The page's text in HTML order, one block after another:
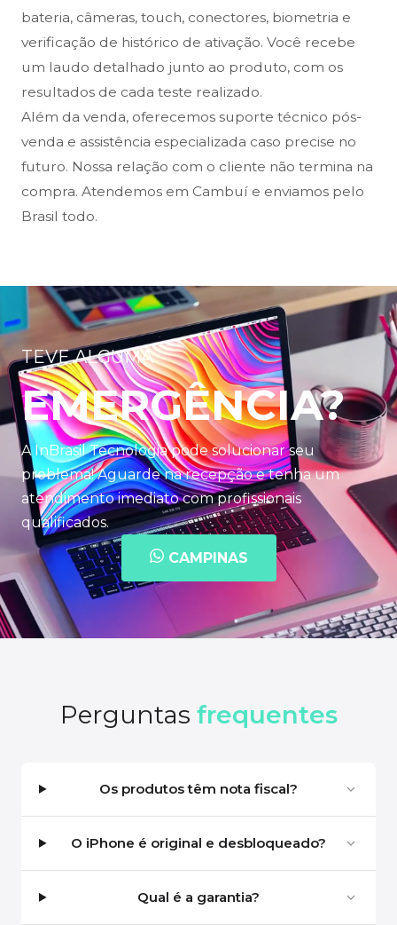
bateria, câmeras, touch, conectores, biometria e
verificação de histórico de ativação. Você recebe
um laudo detalhado junto ao produto, com os
resultados de cada teste realizado.
Além da venda, oferecemos suporte técnico pós-
venda e assistência especializada caso precise no
futuro. Nossa relação com o cliente não termina na
compra. Atendemos em Cambuí e enviamos pelo
Brasil todo.
TEVE ALGUMA
EMERGÊNCIA?
A InBrasil Tecnologia pode solucionar seu
problema! Aguarde na recepção e tenha um
atendimento imediato com profissionais
qualificados.
CAMPINAS
Perguntas frequentes
Os produtos têm nota fiscal?
O iPhone é original e desbloqueado?
Qual é a garantia?